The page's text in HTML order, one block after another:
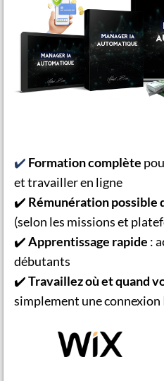
✔️ Formation complète
et travailler en ligne
✔️ Rémunération possible
(selon les missions et
✔️Apprentissage rapide :
débutants
✔️Travaillez où et quand
simplement une